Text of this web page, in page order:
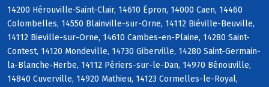
14200 Hérouville-Saint-Clair, 14610 Épron, 14000 Caen, 14460
Colombelles, 14550 Blainville-sur-Orne, 14112 Biéville-Beuville,
14112 Bieville-sur-Orne, 14610 Cambes-en-Plaine, 14280 Saint-
Contest, 14120 Mondeville, 14730 Giberville, 14280 Saint-Germain-
la-Blanche-Herbe, 14112 Périers-sur-le-Dan, 14970 Bénouville,
14840 Cuverville, 14920 Mathieu, 14123 Cormelles-le-Royal,